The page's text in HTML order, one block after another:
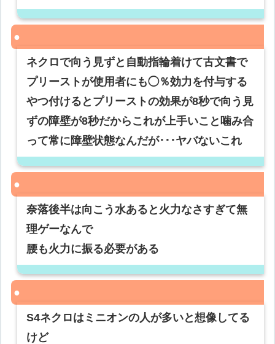
ネクロで向う見ずと自動指輪着けて古文書で
プリーストが使用者にも◯％効力を付与する
やつ付けるとプリーストの効果が8秒で向う見
ずの障壁が8秒だからこれが上手いこと噛み合
って常に障壁状態なんだが･･･ヤバないこれ
奈落後半は向こう水あると火力なさすぎて無
理ゲーなんで
腰も火力に振る必要がある
S4ネクロはミニオンの人が多いと想像してる
けど